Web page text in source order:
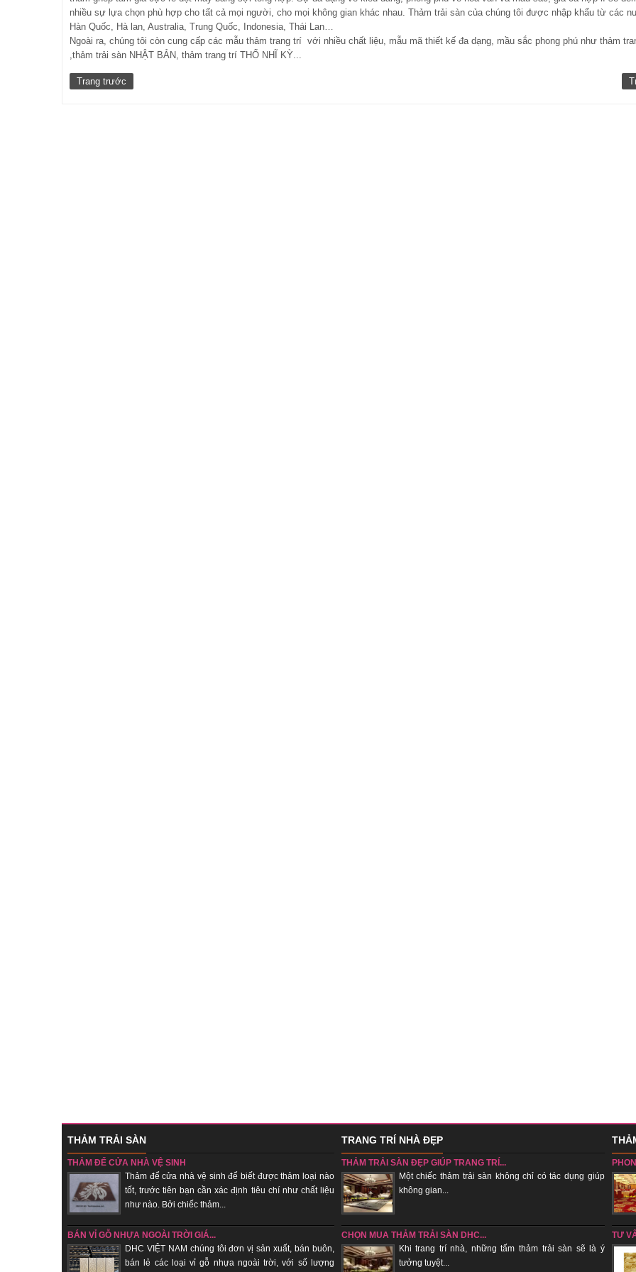
nhiều sự lựa chọn phù hợp cho tất cả mọi người, cho mọi không gian khác nhau. Thảm trải sàn của chúng tôi được nhập khẩu từ các
Hàn Quốc, Hà lan, Australia, Trung Quốc, Indonesia, Thái Lan…
Ngoài ra, chúng tôi còn cung cấp các mẫu thảm trang trí với nhiều chất liệu, mẫu mã thiết kế đa dạng, mầu sắc phong phú như thảm
,thảm trải sàn NHẬT BẢN, thảm trang trí THỔ NHĨ KỲ...
Trang trước
THẢM TRẢI SÀN
THẢM ĐỂ CỬA NHÀ VỆ SINH
Thảm để cửa nhà vệ sinh để biết được thảm loại nào
tốt, trước tiên bạn cần xác định tiêu chí như chất liệu
như nào. Bởi chiếc thảm...
BÁN VỈ GỖ NHỰA NGOÀI TRỜI GIÁ...
DHC VIỆT NAM chúng tôi đơn vị sản xuất, bán buôn,
bán lẻ các loại vỉ gỗ nhựa ngoài trời, với số lượng
TRANG TRÍ NHÀ ĐẸP
THẢM TRẢI SÀN ĐẸP GIÚP TRANG TRÍ...
Một chiếc thảm trải sàn không chỉ có tác dụng giúp
không gian...
CHỌN MUA THẢM TRẢI SÀN DHC...
Khi trang trí nhà, những tấm thảm trải sàn sẽ là ý
tưởng tuyệt...
sẽ tụ
TƯ